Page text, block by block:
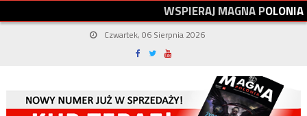
WSPIERAJMAGNAPOLONIA
Czwartek, 06 Sierpnia 2026